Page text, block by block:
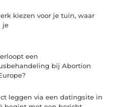
kiezen voor je tuin, waar
je
een
bij Abortion
leggen via een datingsite in